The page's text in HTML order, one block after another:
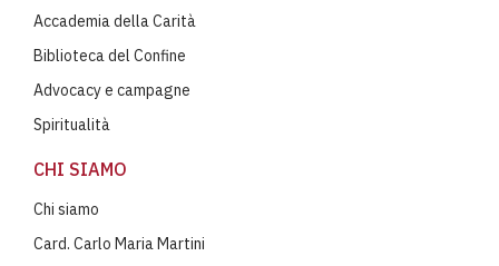
Accademia della Carità
Biblioteca del Confine
Advocacy e campagne
Spiritualità
CHI SIAMO
Chi siamo
Card. Carlo Maria Martini